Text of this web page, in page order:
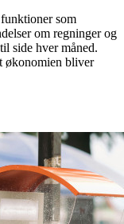
som
om regninger og
side hver måned.
økonomien bliver